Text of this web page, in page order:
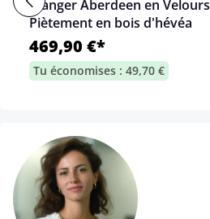
manger Aberdeen en Velours
Piètement en bois d'hévéa
469,90 €*
Tu économises : 49,70 €